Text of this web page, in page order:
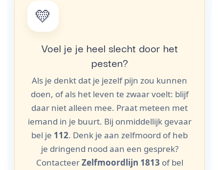
💛
Voel je je heel slecht door het
pesten?
Als je denkt dat je jezelf pijn zou kunnen
doen, of als het leven te zwaar voelt: blijf
daar niet alleen mee. Praat meteen met
iemand in je buurt. Bij onmiddellijk gevaar
bel je 112. Denk je aan zelfmoord of heb
je dringend nood aan een gesprek?
ContacteerZelfmoordlijn 1813 of bel